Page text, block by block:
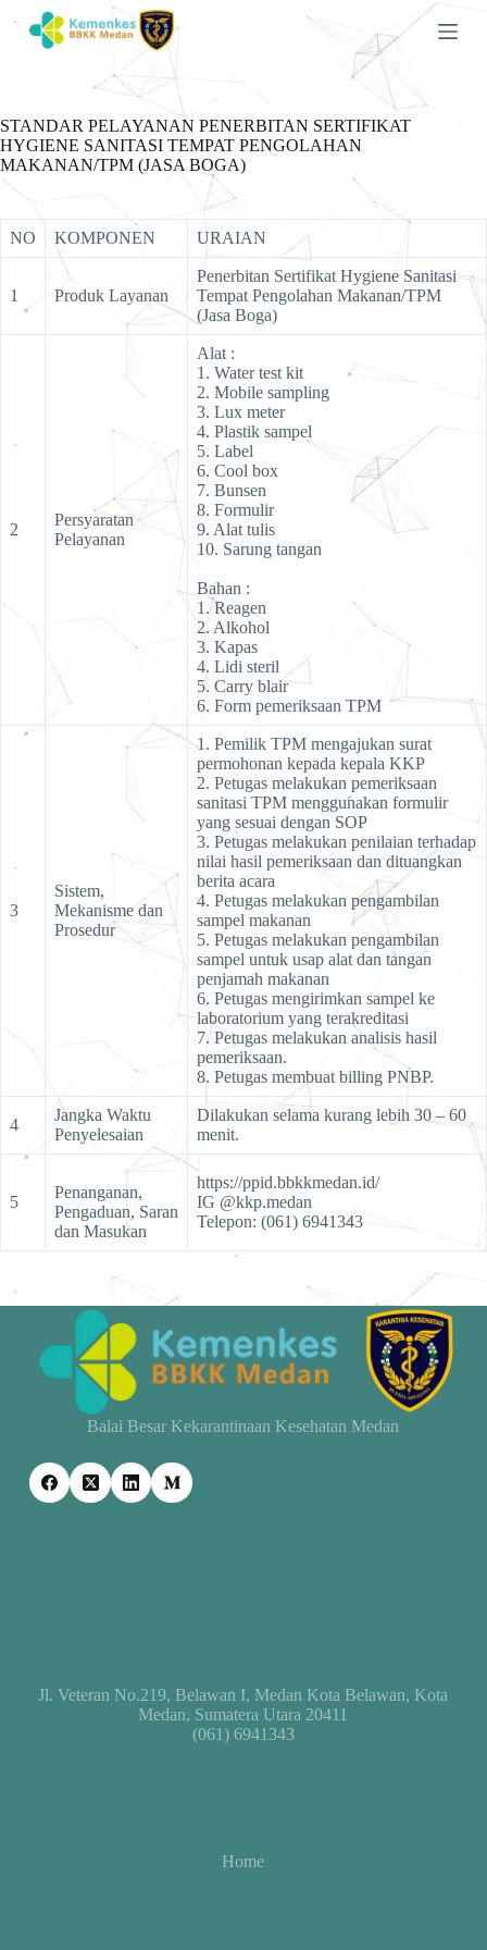
k
o
c
o
n
e
n
t
STANDAR PELAYANAN PENERBITAN SERTIFIKAT
HYGIENE SANITASI TEMPAT PENGOLAHAN
MAKANAN/TPM (JASA BOGA)
NO KOMPONEN URAIAN
1 Produk Layanan
Penerbitan Sertifikat Hygiene Sanitasi
Tempat Pengolahan Makanan/TPM
(Jasa Boga)
2
Persyaratan
Pelayanan
Alat :
1. Water test kit
2. Mobile sampling
3. Lux meter
4. Plastik sampel
5. Label
6. Cool box
7. Bunsen
8. Formulir
9. Alat tulis
10. Sarung tangan
Bahan :
1. Reagen
2. Alkohol
3. Kapas
4. Lidi steril
5. Carry blair
6. Form pemeriksaan TPM
3
Sistem,
Mekanisme dan
Prosedur
1. Pemilik TPM mengajukan surat
permohonan kepada kepala KKP
2. Petugas melakukan pemeriksaan
sanitasi TPM menggunakan formulir
yang sesuai dengan SOP
3. Petugas melakukan penilaian terhadap
nilai hasil pemeriksaan dan dituangkan
berita acara
4. Petugas melakukan pengambilan
sampel makanan
5. Petugas melakukan pengambilan
sampel untuk usap alat dan tangan
penjamah makanan
6. Petugas mengirimkan sampel ke
laboratorium yang terakreditasi
7. Petugas melakukan analisis hasil
pemeriksaan.
8. Petugas membuat billing PNBP.
4
Jangka Waktu
Penyelesaian
Dilakukan selama kurang lebih 30 – 60
menit.
5
Penanganan,
Pengaduan, Saran
dan Masukan
https://ppid.bbkkmedan.id/
IG @kkp.medan
Telepon: (061) 6941343
Balai Besar Kekarantinaan Kesehatan Medan
Jl. Veteran No.219, Belawan I, Medan Kota Belawan, Kota
Medan, Sumatera Utara 20411
(061) 6941343
Home